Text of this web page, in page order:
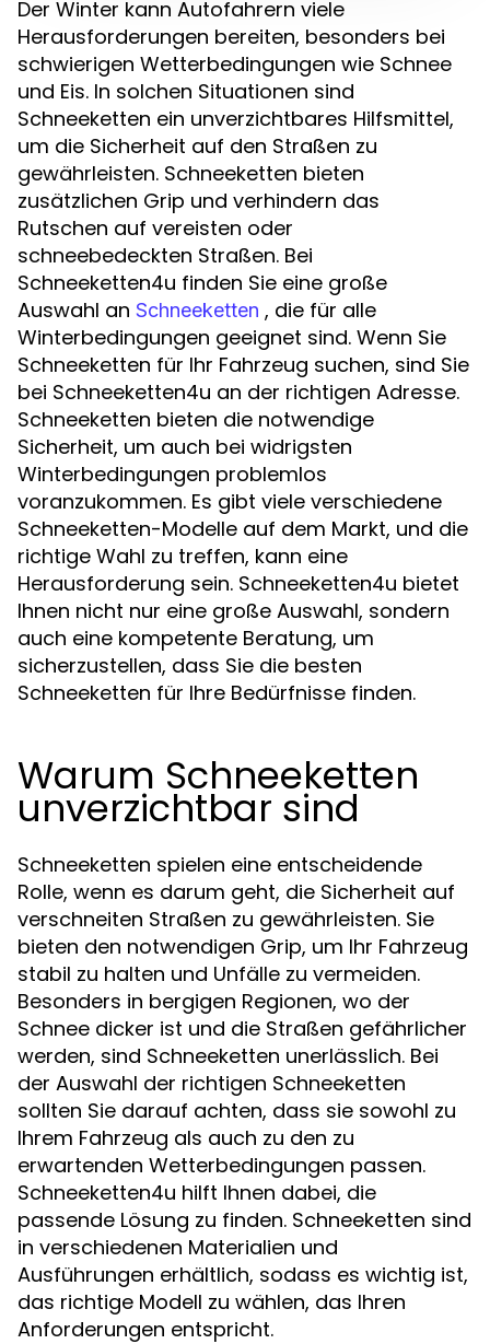
Der Winter kann Autofahrern viele
Herausforderungen bereiten, besonders bei
schwierigen Wetterbedingungen wie Schnee
und Eis. In solchen Situationen sind
Schneeketten ein unverzichtbares Hilfsmittel,
um die Sicherheit auf den Straßen zu
gewährleisten. Schneeketten bieten
zusätzlichen Grip und verhindern das
Rutschen auf vereisten oder
schneebedeckten Straßen. Bei
Schneeketten4u finden Sie eine große
Auswahl an Schneeketten , die für alle
Winterbedingungen geeignet sind. Wenn Sie
Schneeketten für Ihr Fahrzeug suchen, sind Sie
bei Schneeketten4u an der richtigen Adresse.
Schneeketten bieten die notwendige
Sicherheit, um auch bei widrigsten
Winterbedingungen problemlos
voranzukommen. Es gibt viele verschiedene
Schneeketten-Modelle auf dem Markt, und die
richtige Wahl zu treffen, kann eine
Herausforderung sein. Schneeketten4u bietet
Ihnen nicht nur eine große Auswahl, sondern
auch eine kompetente Beratung, um
sicherzustellen, dass Sie die besten
Schneeketten für Ihre Bedürfnisse finden.
Warum Schneeketten
unverzichtbar sind
Schneeketten spielen eine entscheidende
Rolle, wenn es darum geht, die Sicherheit auf
verschneiten Straßen zu gewährleisten. Sie
bieten den notwendigen Grip, um Ihr Fahrzeug
stabil zu halten und Unfälle zu vermeiden.
Besonders in bergigen Regionen, wo der
Schnee dicker ist und die Straßen gefährlicher
werden, sind Schneeketten unerlässlich. Bei
der Auswahl der richtigen Schneeketten
sollten Sie darauf achten, dass sie sowohl zu
Ihrem Fahrzeug als auch zu den zu
erwartenden Wetterbedingungen passen.
Schneeketten4u hilft Ihnen dabei, die
passende Lösung zu finden. Schneeketten sind
in verschiedenen Materialien und
Ausführungen erhältlich, sodass es wichtig ist,
das richtige Modell zu wählen, das Ihren
Anforderungen entspricht.